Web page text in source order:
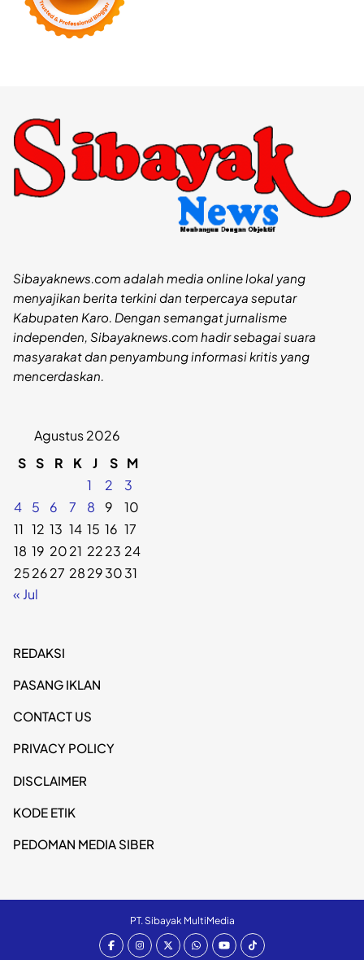
Sibayaknews.com adalah media online lokal yang
menyajikan berita terkini dan terpercaya seputar
Kabupaten Karo. Dengan semangat jurnalisme
independen, Sibayaknews.com hadir sebagai suara
masyarakat dan penyambung informasi kritis yang
mencerdaskan.
Agustus 2026
S S R K J S M
1
2
3
4
5 6 7 8 9
10
11 12 13 14 15 16 17
18 19 2021 2223 24
252627 28293031
« Jul
REDAKSI
PASANG IKLAN
CONTACT US
PRIVACY POLICY
DISCLAIMER
KODE ETIK
PEDOMAN MEDIA SIBER
PT. Sibayak MultiMedia